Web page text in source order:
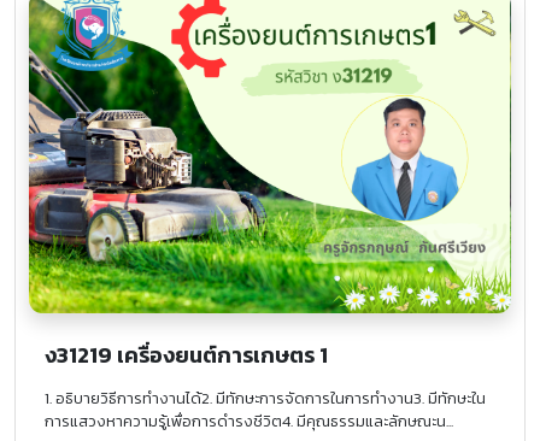
ง31219 เครื่องยนต์การเกษตร 1
1. อธิบายวิธีการทำงานได้2. มีทักษะการจัดการในการทำงาน3. มีทักษะใน
การแสวงหาความรู้เพื่อการดำรงชีวิต4. มีคุณธรรมและลักษณะน...